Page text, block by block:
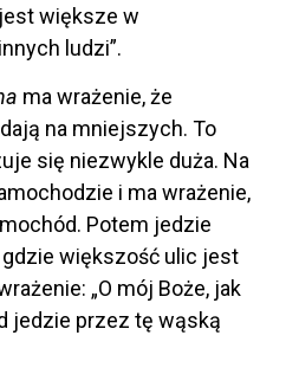
większe w
ludzi”.
ma wrażenie, że
na mniejszych. To
się niezwykle duża. Na
i ma wrażenie,
Potem jedzie
większość ulic jest
„O mój Boże, jak
jedzie przez tę wąską